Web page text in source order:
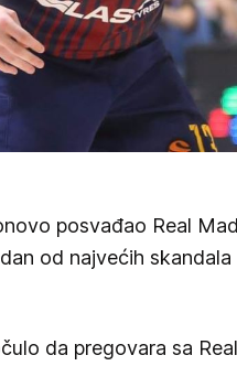
posvađao Real
od najvećih
da pregovara sa